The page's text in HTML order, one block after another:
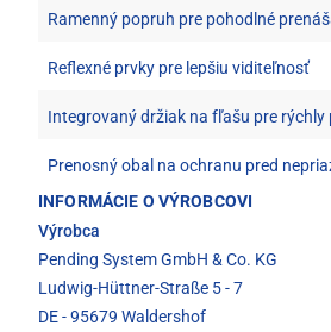
Ramenný popruh pre pohodlné
Reflexné prvky pre lepšiu viditeľnosť
Integrovaný držiak na fľašu pre rýchly
Prenosný obal na ochranu pred
INFORMÁCIE O VÝROBCOVI
Výrobca
Pending System GmbH & Co. KG
Ludwig-Hüttner-Straße 5 - 7
DE - 95679 Waldershof